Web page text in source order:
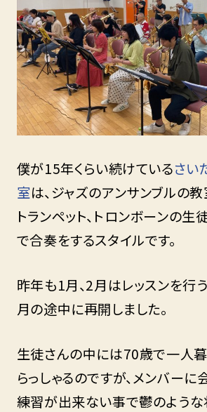
僕が15年くらい続けているさい
室は、ジャズのアンサンブルの教
トランペット、トロンボーンの
で合奏をするスタイルです。
昨年も1月、2月はレッスンを行
月の途中に再開しました。
生徒さんの中には70歳で一人
らっしゃるのですが、メンバーに
練習が出来ない事で鬱のような